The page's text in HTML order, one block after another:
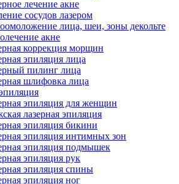
лечение акне
сосудов лазером
лица, шеи, зоны декольте
акне
коррекция морщин
эпиляция лица
пилинг лица
шлифовка лица
эпиляция для женщин
лазерная эпиляция
эпиляция бикини
эпиляция интимных зон
эпиляция подмышек
эпиляция рук
эпиляция спины
эпиляция ног